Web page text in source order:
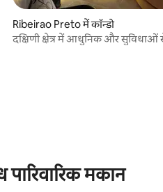
Ribeirao Preto में कॉन्डो
दक्षिणी क्षेत्र में आधुनिक और सुविधाओं
मकान